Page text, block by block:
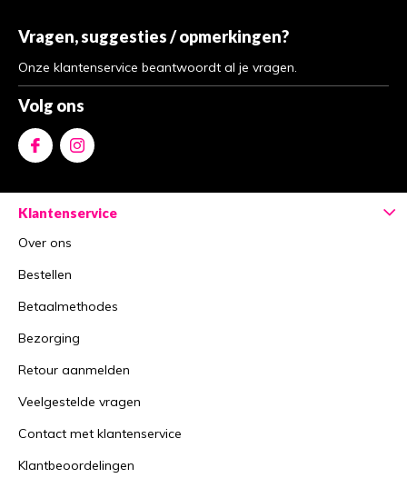
Vragen, suggesties / opmerkingen?
Onze klantenservice beantwoordt al je vragen.
Volg ons
Klantenservice
Over ons
Bestellen
Betaalmethodes
Bezorging
Retour aanmelden
Veelgestelde vragen
Contact met klantenservice
Klantbeoordelingen